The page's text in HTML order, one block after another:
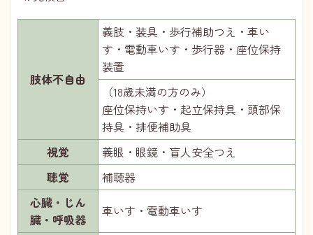
肢体不自由
義肢・装具・歩行補助つえ・車い
す・電動車いす・歩行器・座位保持
装置
（18歳未満の方のみ）
座位保持いす・起立保持具・頭部保
持具・排便補助具
視覚
義眼・眼鏡・盲人安全つえ
聴覚
補聴器
心臓・じん
臓・呼吸器
車いす・電動車いす